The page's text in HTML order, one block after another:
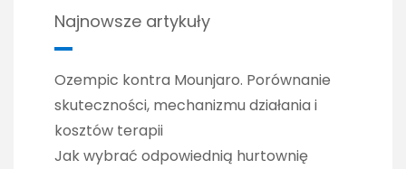
Najnowsze artykuły
Ozempic kontra Mounjaro. Porównanie
skuteczności, mechanizmu działania i
kosztów terapii
Jak wybrać odpowiednią hurtownię